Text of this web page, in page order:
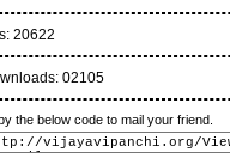
20622
02105
the below code to mail your friend.